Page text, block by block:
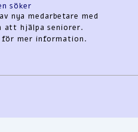
söker
nya medarbetare med
att hjälpa seniorer.
mer information.